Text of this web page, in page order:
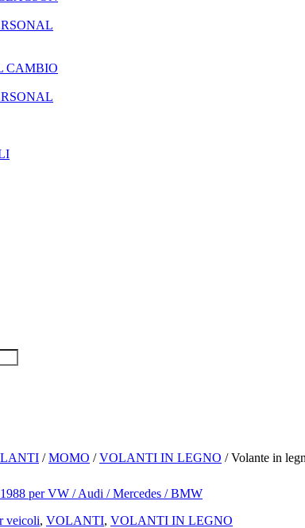
CAMBIO
/MOMO /VOLANTI IN LEGNO / Volante in
veicoli, VOLANTI, VOLANTI IN LEGNO